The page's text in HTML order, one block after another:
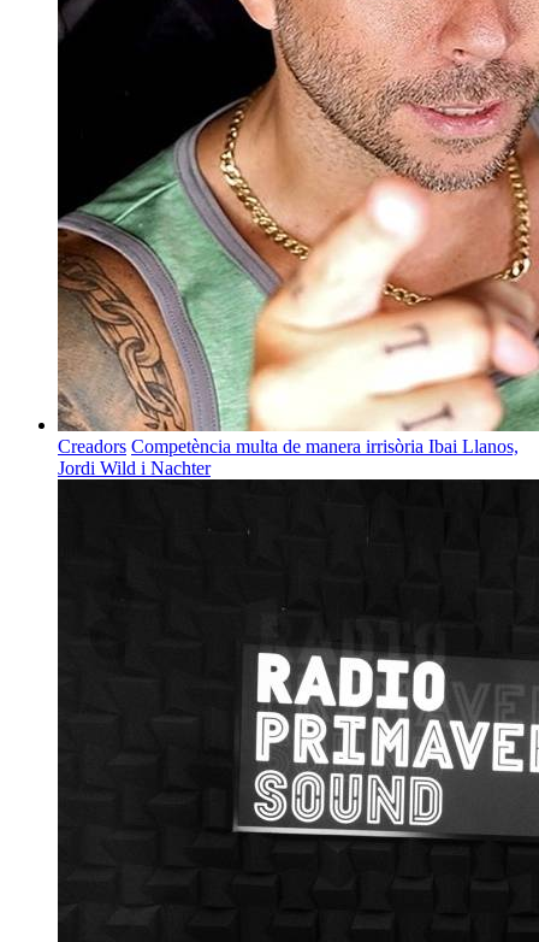
Creadors Competència multa de manera irrisòria Ibai Llanos,
Jordi Wild i Nachter